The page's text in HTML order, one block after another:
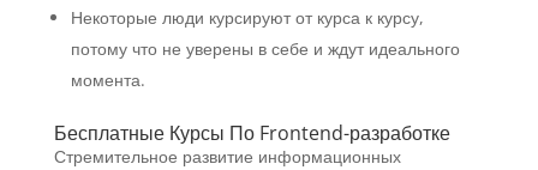
Некоторые люди курсируют от курса к курсу,
потому что не уверены в себе и ждут идеального
момента.
Бесплатные Курсы По Frontend-разработке
Стремительное развитие информационных